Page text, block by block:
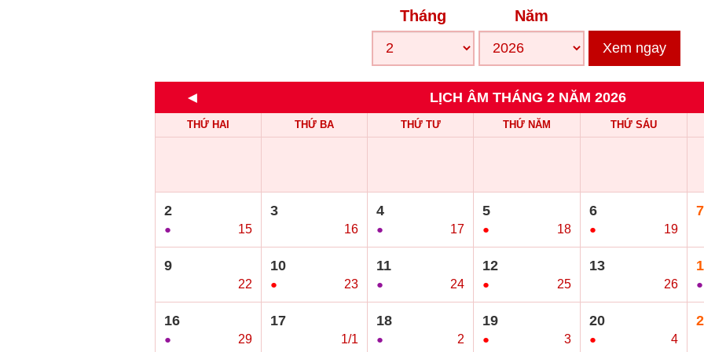
Tháng Năm
Xem ngay
◄ LỊCH ÂM THÁNG 2 NĂM 2026
THỨ HAI THỨ BA THỨ TƯ THỨ NĂM THỨ SÁU
2
● 15
3
16
4
● 17
5
● 18
6
● 19
7
9
22
10
● 23
11
● 24
12
● 25
13
26 ●
16
● 29
17
1/1
18
● 2
19
● 3
20
● 4